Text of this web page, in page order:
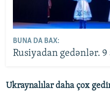
BUNA DA BAX:
Rusiyadan gedənlər.
Ukraynalılar daha çox